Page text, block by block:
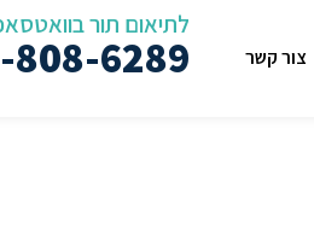
צור קשר
לתיאום תור
808-6289